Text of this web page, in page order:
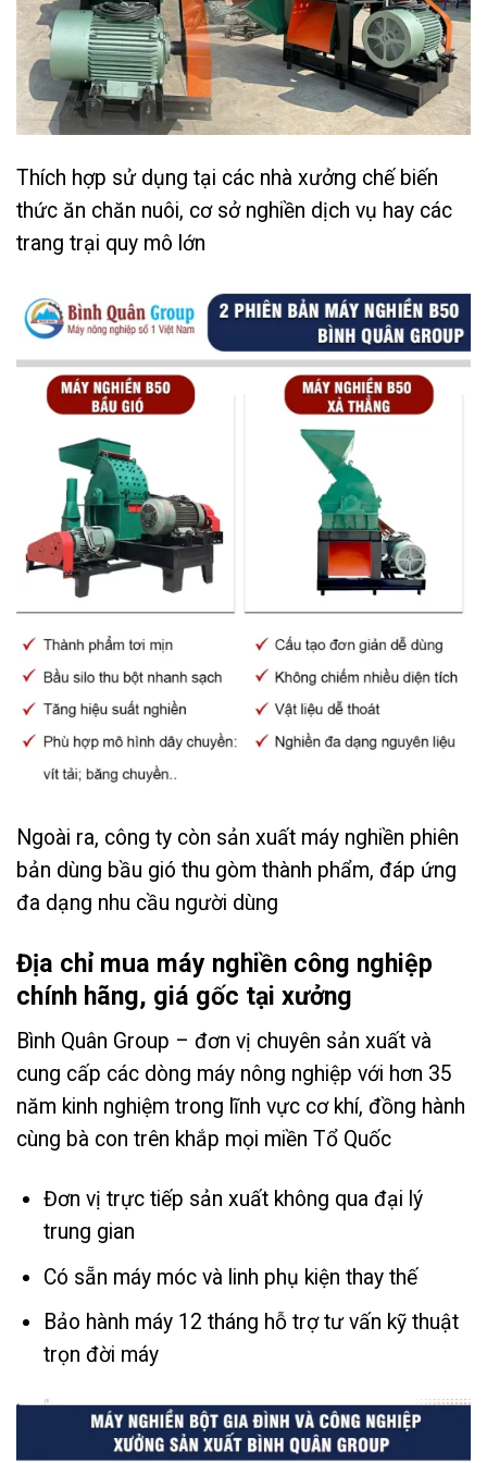
Thích hợp sử dụng tại các nhà xưởng chế biến
thức ăn chăn nuôi, cơ sở nghiền dịch vụ hay các
trang trại quy mô lớn
Ngoài ra, công ty còn sản xuất máy nghiền phiên
bản dùng bầu gió thu gòm thành phẩm, đáp ứng
đa dạng nhu cầu người dùng
Địa chỉ mua máy nghiền công nghiệp
chính hãng, giá gốc tại xưởng
Bình Quân Group – đơn vị chuyên sản xuất và
cung cấp các dòng máy nông nghiệp với hơn 35
năm kinh nghiệm trong lĩnh vực cơ khí, đồng hành
cùng bà con trên khắp mọi miền Tổ Quốc
Đơn vị trực tiếp sản xuất không qua đại lý
trung gian
Có sẵn máy móc và linh phụ kiện thay thế
Bảo hành máy 12 tháng hỗ trợ tư vấn kỹ thuật
trọn đời máy